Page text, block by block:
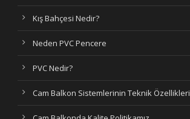
Kış Bahçesi Nedir?
Neden PVC Pencere
PVC Nedir?
Cam Balkon Sistemlerinin Teknik Özellikleri